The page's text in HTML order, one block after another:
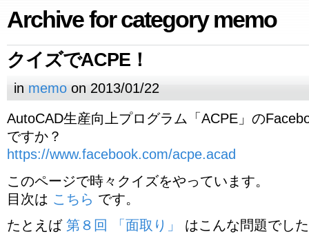
Archive for category memo
クイズでACPE！
in memo on 2013/01/22
AutoCAD生産向上プログラム「ACPE」の
ですか？
https://www.facebook.com/acpe.acad
このページで時々クイズをやっています。
目次は こちら です。
たとえば 第８回 「面取り」 はこんな問題でし